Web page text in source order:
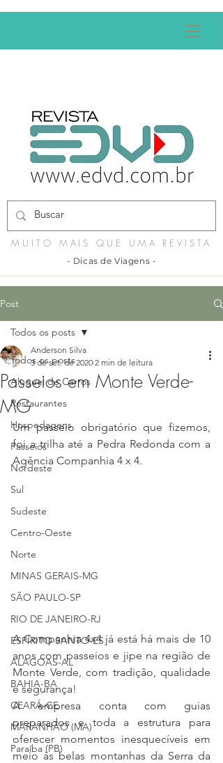
MUITO MAIS QUE UMA REVISTA
- Dicas de Viagens -
Post
Todos os posts
Aluguel de Carros
Restaurantes
Hospedagens
Passeios
Nordeste
Sul
Sudeste
Centro-Oeste
Norte
MINAS GERAIS-MG
SÃO PAULO-SP
RIO DE JANEIRO-RJ
ESPÍRITO SANTO-ES
ALAGOAS-AL
BAHIA-BA
CEARÁ-CE
MARANHÃO (MA)
Paraíba (PB)
Todos os posts
Passeios em Monte Verde-
MG
Anderson Silva
3 de set. de 2020 2 min de leitura
Um passeio obrigatório que fizemos,
foi a trilha até a Pedra Redonda com a
Agência Companhia 4 x 4.
A Companhia 4x4 já está há mais de 10
anos com passeios e jipe na região de
Monte Verde, com tradição, qualidade
e segurança!
A empresa conta com guias
preparados e toda a estrutura para
oferecer momentos inesquecíveis em
meio às belas montanhas da Serra da